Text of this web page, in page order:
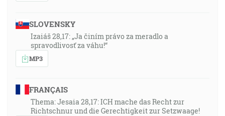
SLOVENSKY
Izaiáš 28,17: „Ja činím právo za meradlo a
spravodlivosť za váhu!“
MP3
FRANÇAIS
Thema: Jesaia 28,17: ICH mache das Recht zur
Richtschnur und die Gerechtigkeit zur Setzwaage!